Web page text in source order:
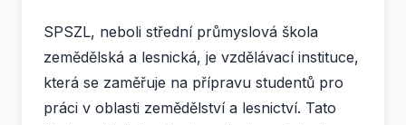
SPSZL, neboli střední průmyslová škola
zemědělská a lesnická, je vzdělávací instituce,
která se zaměřuje na přípravu studentů pro
práci v oblasti zemědělství a lesnictví. Tato